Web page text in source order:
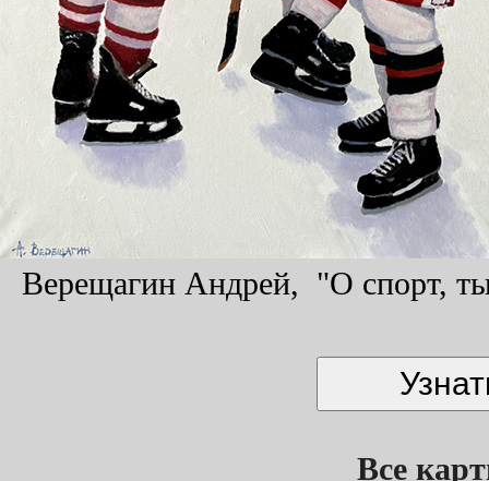
Верещагин Андрей, "О спорт,
Все